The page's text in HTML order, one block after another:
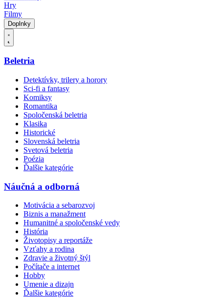
Hry
Filmy
Doplnky
Beletria
Detektívky, trilery a horory
Sci-fi a fantasy
Komiksy
Romantika
Spoločenská beletria
Klasika
Historické
Slovenská beletria
Svetová beletria
Poézia
Ďalšie kategórie
Náučná a odborná
Motivácia a sebarozvoj
Biznis a manažment
Humanitné a spoločenské vedy
História
Životopisy a reportáže
Vzťahy a rodina
Zdravie a životný štýl
Počítače a internet
Hobby
Umenie a dizajn
Ďalšie kategórie